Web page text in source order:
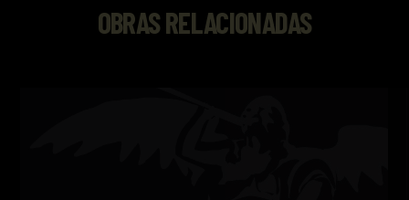
OBRAS RELACIONADAS